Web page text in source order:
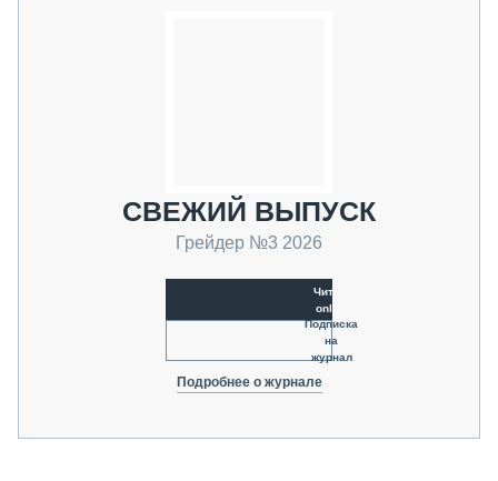
СВЕЖИЙ ВЫПУСК
Грейдер №3 2026
Читать
online
Подписка
на
журнал
Подробнее о журнале